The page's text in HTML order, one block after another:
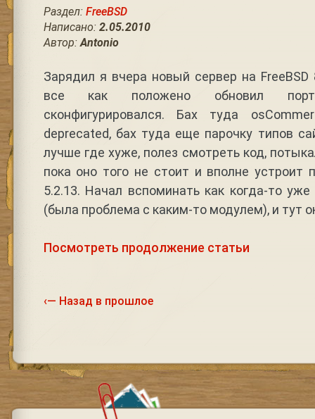
Раздел: FreeBSD
Написано: 2.05.2010
Автор:Antonio
Зарядил я вчера новый сервер на FreeBSD
все как положено обновил
сконфигурировался. Бах туда
deprecated, бах туда еще парочку типов
лучше где хуже, полез смотреть код,
пока оно того не стоит и вполне устроит
5.2.13. Начал вспоминать как когда-то
(была проблема с каким-то модулем), и тут
Посмотреть продолжение статьи
‹— Назад в прошлое